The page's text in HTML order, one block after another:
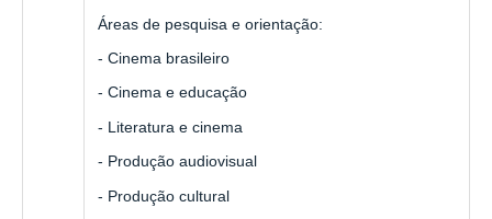
Áreas de pesquisa e orientação:
- Cinema brasileiro
- Cinema e educação
- Literatura e cinema
- Produção audiovisual
- Produção cultural